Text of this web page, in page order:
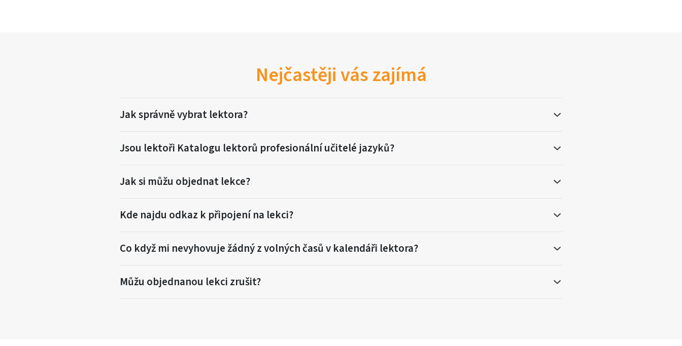
Nejčastěji vás zajímá
Jak správně vybrat lektora?
Jsou lektoři Katalogu lektorů profesionální učitelé jazyků?
Jak si můžu objednat lekce?
Kde najdu odkaz k připojení na lekci?
Co když mi nevyhovuje žádný z volných časů v kalendáři lektora?
Můžu objednanou lekci zrušit?